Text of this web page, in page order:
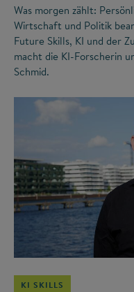
Was morgen zählt:
Wirtschaft und Politik
Future Skills, KI und der
macht die KI-Forscherin
Schmid.
KI SKILLS